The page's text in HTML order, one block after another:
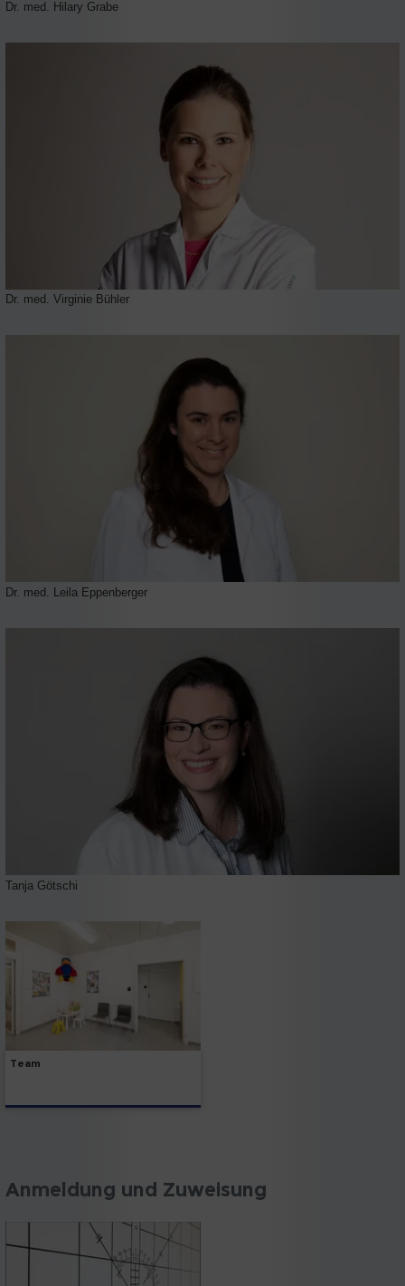
Dr. med. Hilary Grabe
Dr. med. Virginie Bühler
Dr. med. Leila Eppenberger
Tanja Götschi
Team
Anmeldung und Zuweisung